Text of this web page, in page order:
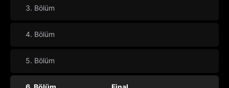
3. Bölüm
4. Bölüm
5. Bölüm